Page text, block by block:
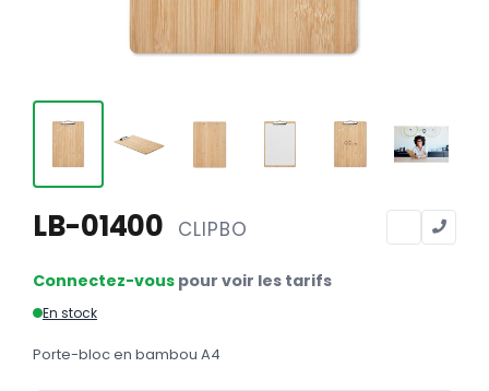
Calendriers
Calendriers bancaires
Tête de lettre
Sous-mains
Chemises
LB-01400 CLIPBO
Connectez-vous pour voir les tarifs
En stock
Porte-bloc en bambou A4